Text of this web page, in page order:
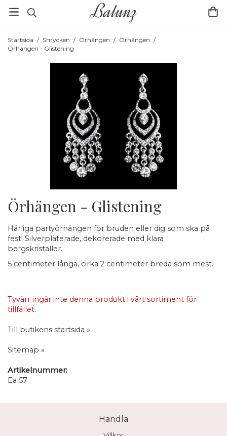
Startsida / Smycken / Örhängen / Örhängen /
Örhängen - Glistening
Örhängen - Glistening
Härliga partyörhängen för bruden eller dig som ska på
fest! Silverpläterade, dekorerade med klara
bergskristaller.
5 centimeter långa, cirka 2 centimeter breda som mest.
Tyvärr ingår inte denna produkt i vårt sortiment för
tillfället.
Till butikens startsida »
Sitemap »
Artikelnummer:
Ea 57
Handla